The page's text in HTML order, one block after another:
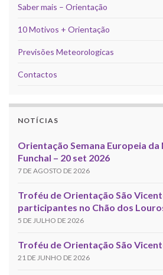
Saber mais – Orientação
10 Motivos + Orientação
Previsões Meteorologicas
Contactos
NOTÍCIAS
Orientação Semana Europeia
Funchal – 20 set 2026
7 DE AGOSTO DE 2026
Troféu de Orientação São
participantes no Chão dos
5 DE JULHO DE 2026
Troféu de Orientação São
21 DE JUNHO DE 2026